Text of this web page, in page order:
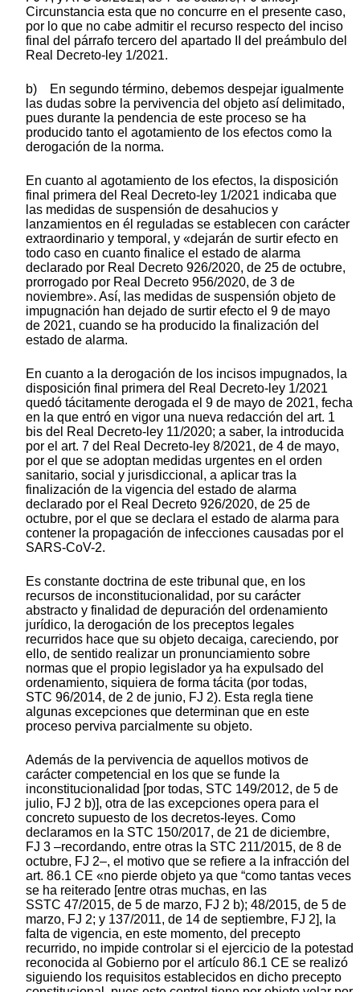
Circunstancia esta que no concurre en el presente caso,
por lo que no cabe admitir el recurso respecto del inciso
final del párrafo tercero del apartado II del preámbulo del
Real Decreto-ley 1/2021.
b) En segundo término, debemos despejar igualmente
las dudas sobre la pervivencia del objeto así delimitado,
pues durante la pendencia de este proceso se ha
producido tanto el agotamiento de los efectos como la
derogación de la norma.
En cuanto al agotamiento de los efectos, la disposición
final primera del Real Decreto-ley 1/2021 indicaba que
las medidas de suspensión de desahucios y
lanzamientos en él reguladas se establecen con carácter
extraordinario y temporal, y «dejarán de surtir efecto en
todo caso en cuanto finalice el estado de alarma
declarado por Real Decreto 926/2020, de 25 de octubre,
prorrogado por Real Decreto 956/2020, de 3 de
noviembre». Así, las medidas de suspensión objeto de
impugnación han dejado de surtir efecto el 9 de mayo
de 2021, cuando se ha producido la finalización del
estado de alarma.
En cuanto a la derogación de los incisos impugnados, la
disposición final primera del Real Decreto-ley 1/2021
quedó tácitamente derogada el 9 de mayo de 2021, fecha
en la que entró en vigor una nueva redacción del art. 1
bis del Real Decreto-ley 11/2020; a saber, la introducida
por el art. 7 del Real Decreto-ley 8/2021, de 4 de mayo,
por el que se adoptan medidas urgentes en el orden
sanitario, social y jurisdiccional, a aplicar tras la
finalización de la vigencia del estado de alarma
declarado por el Real Decreto 926/2020, de 25 de
octubre, por el que se declara el estado de alarma para
contener la propagación de infecciones causadas por el
SARS-CoV-2.
Es constante doctrina de este tribunal que, en los
recursos de inconstitucionalidad, por su carácter
abstracto y finalidad de depuración del ordenamiento
jurídico, la derogación de los preceptos legales
recurridos hace que su objeto decaiga, careciendo, por
ello, de sentido realizar un pronunciamiento sobre
normas que el propio legislador ya ha expulsado del
ordenamiento, siquiera de forma tácita (por todas,
STC 96/2014, de 2 de junio, FJ 2). Esta regla tiene
algunas excepciones que determinan que en este
proceso perviva parcialmente su objeto.
Además de la pervivencia de aquellos motivos de
carácter competencial en los que se funde la
inconstitucionalidad [por todas, STC 149/2012, de 5 de
julio, FJ 2 b)], otra de las excepciones opera para el
concreto supuesto de los decretos-leyes. Como
declaramos en la STC 150/2017, de 21 de diciembre,
FJ 3 –recordando, entre otras la STC 211/2015, de 8 de
octubre, FJ 2–, el motivo que se refiere a la infracción del
art. 86.1 CE «no pierde objeto ya que “como tantas veces
se ha reiterado [entre otras muchas, en las
SSTC 47/2015, de 5 de marzo, FJ 2 b); 48/2015, de 5 de
marzo, FJ 2; y 137/2011, de 14 de septiembre, FJ 2], la
falta de vigencia, en este momento, del precepto
recurrido, no impide controlar si el ejercicio de la potestad
reconocida al Gobierno por el artículo 86.1 CE se realizó
siguiendo los requisitos establecidos en dicho precepto